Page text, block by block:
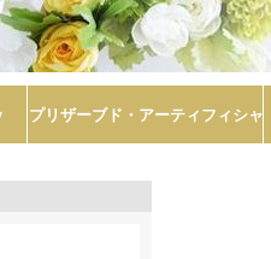
プリザーブド・アーティフィシャル